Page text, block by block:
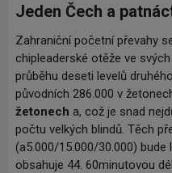
Jeden Čech a
Zahraniční početní převahy
chipleaderské otěže ve
průběhu deseti levelů
původních 286.000 v
žetonech a, což je snad
počtu velkých blindů. Těch
(a5.000/15.000/30.000) bude
obsahuje 44. 60minutovou